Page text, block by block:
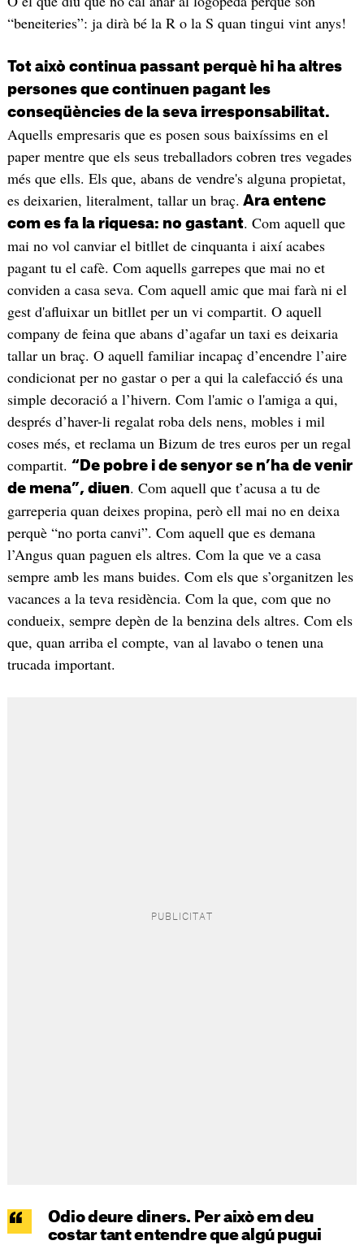
“beneiteries”: ja dirà bé la R o la S quan tingui vint anys!
Tot això continua passant perquè hi ha altres
persones que continuen pagant les
conseqüències de la seva irresponsabilitat.
Aquells empresaris que es posen sous baixíssims en el
paper mentre que els seus treballadors cobren tres vegades
més que ells. Els que, abans de vendre's alguna propietat,
es deixarien, literalment, tallar un braç. Ara entenc
com es fa la riquesa: no gastant. Com aquell que
mai no vol canviar el bitllet de cinquanta i així acabes
pagant tu el cafè. Com aquells garrepes que mai no et
conviden a casa seva. Com aquell amic que mai farà ni el
gest d'afluixar un bitllet per un vi compartit. O aquell
company de feina que abans d’agafar un taxi es deixaria
tallar un braç. O aquell familiar incapaç d’encendre l’aire
condicionat per no gastar o per a qui la calefacció és una
simple decoració a l’hivern. Com l'amic o l'amiga a qui,
després d’haver-li regalat roba dels nens, mobles i mil
coses més, et reclama un Bizum de tres euros per un regal
compartit. “De pobre i de senyor se n’ha de venir
de mena”, diuen. Com aquell que t’acusa a tu de
garreperia quan deixes propina, però ell mai no en deixa
perquè “no porta canvi”. Com aquell que es demana
l’Angus quan paguen els altres. Com la que ve a casa
sempre amb les mans buides. Com els que s’organitzen les
vacances a la teva residència. Com la que, com que no
condueix, sempre depèn de la benzina dels altres. Com els
que, quan arriba el compte, van al lavabo o tenen una
trucada important.
Odio deure diners. Per això em deu
costar tant entendre que algú pugui